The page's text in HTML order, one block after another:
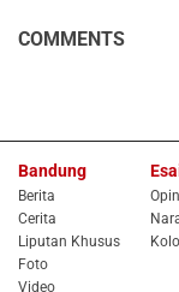
COMMENTS
Bandung
Berita
Cerita
Liputan Khusus
Foto
Video